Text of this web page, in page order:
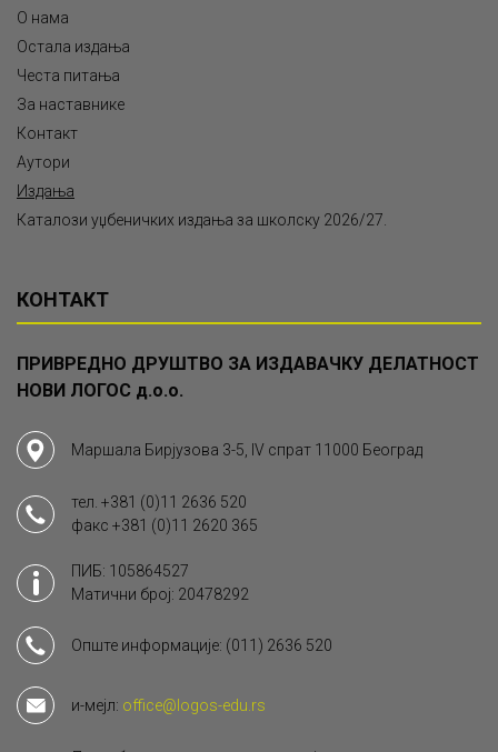
О нама
Остала издања
Честа питања
За наставнике
Контакт
Аутори
Издања
Каталози уџбеничких издања за школску 2026/27.
КОНТАКТ
ПРИВРЕДНО ДРУШТВО ЗА ИЗДАВАЧКУ ДЕЛАТНОСТ
НОВИ ЛОГОС д.о.о.
Маршала Бирјузова 3-5, IV спрат 11000 Београд
тел. +381 (0)11 2636 520
факс +381 (0)11 2620 365
ПИБ: 105864527
Матични број: 20478292
Опште информације: (011) 2636 520
и-мејл: office@logos-edu.rs